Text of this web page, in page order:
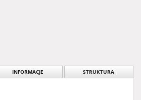
INFORMACJE STRUKTURA